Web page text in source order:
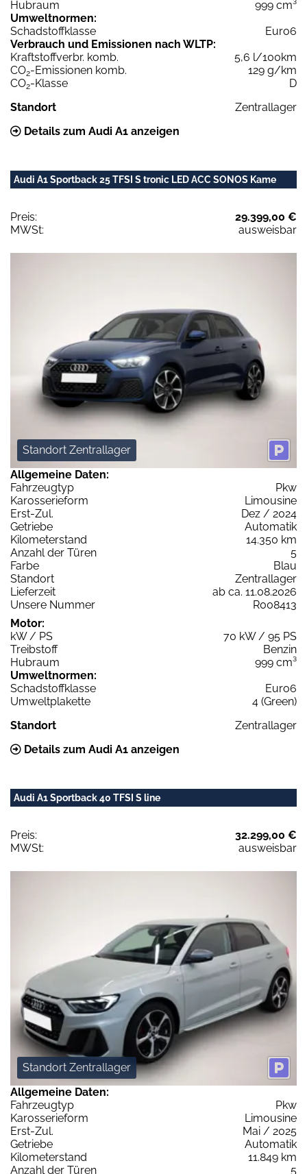
Hubraum
999 cm³
Umweltnormen:
Schadstoffklasse
Euro6
Verbrauch und Emissionen nach WLTP:
Kraftstoffverbr. komb.
5,6 l/100km
CO2-Emissionen komb.
129 g/km
CO2-Klasse
D
Standort
Zentrallager
Details zum Audi A1 anzeigen
Audi A1 Sportback 25 TFSI S tronic LED ACC SONOS Kame
Preis:
29.399,00 €
MWSt:
ausweisbar
Standort Zentrallager
Allgemeine Daten:
Fahrzeugtyp
Pkw
Karosserieform
Limousine
Erst-Zul.
Dez / 2024
Getriebe
Automatik
Kilometerstand
14.350 km
Anzahl der Türen
5
Farbe
Blau
Standort
Zentrallager
Lieferzeit
ab ca. 11.08.2026
Unsere Nummer
R008413
Motor:
kW / PS
70 kW / 95 PS
Treibstoff
Benzin
Hubraum
999 cm³
Umweltnormen:
Schadstoffklasse
Euro6
Umweltplakette
4 (Green)
Standort
Zentrallager
Details zum Audi A1 anzeigen
Audi A1 Sportback 40 TFSI S line
Preis:
32.299,00 €
MWSt:
ausweisbar
Standort Zentrallager
Allgemeine Daten:
Fahrzeugtyp
Pkw
Karosserieform
Limousine
Erst-Zul.
Mai / 2025
Getriebe
Automatik
Kilometerstand
11.849 km
Anzahl der Türen
5